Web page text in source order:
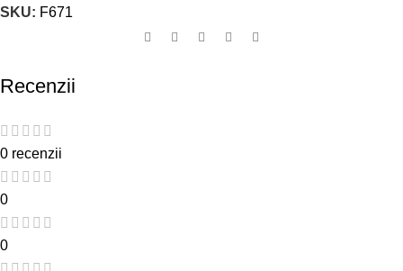
SKU: F671
Recenzii
0 recenzii
0
0